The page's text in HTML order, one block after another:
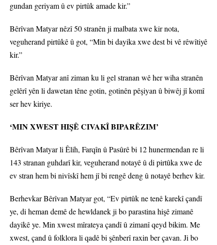
gundan geriyam û ev pirtûk amade kir.”
Bêrîvan Matyar nêzî 50 stranên ji malbata xwe kir nota,
veguherand pirtûkê û got, “Min bi dayika xwe dest bi vê rêwîtiyê
kir.”
Bêrîvan Matyar anî ziman ku li gel stranan wê her wiha stranên
gelêrî yên li dawetan têne gotin, gotinên pêşiyan û biwêj jî komî
ser hev kiriye.
‘MIN XWEST HIŞÊ CIVAKÎ BIPARÊZIM’
Bêrîvan Matyar li Êlih, Farqîn û Pasûrê bi 12 hunermendan re li
143 stranan guhdarî kir, veguherand notayê û di pirtûka xwe de
ev stran hem bi nivîskî hem jî bi rengê deng û notayê berhev kir.
Berhevkar Bêrîvan Matyar got, “Ev pirtûk ne tenê karekî çandî
ye, di heman demê de hewldanek ji bo parastina hişê zimanê
dayikê ye. Min xwest mîrateya çandî û zimanî qeyd bikim. Me
xwest, çand û folklora li qadê bi şênberî raxin ber çavan. Ji bo